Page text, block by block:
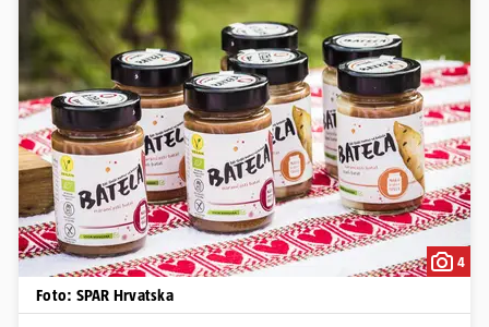
4
Foto: SPAR Hrvatska